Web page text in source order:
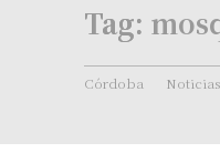
Tag:
Córdoba